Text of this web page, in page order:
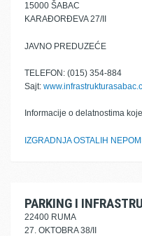
15000 ŠABAC
KARAĐORĐEVA 27/II
JAVNO PREDUZEĆE
TELEFON: (015) 354-884
Sajt:
Informacije o delatnostima
IZGRADNJA OSTALIH
PARKING I
22400 RUMA
27. OKTOBRA 38/II